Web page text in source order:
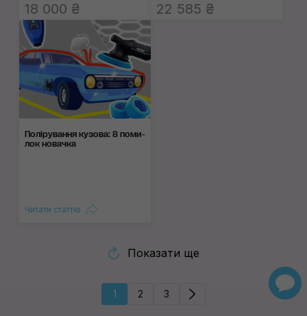
18 000 ₴ 22 585 ₴
Поліруван­ня кузо­ва: 8 поми­
лок нова­чка
Читати статтю
Показати ще
1 2 3